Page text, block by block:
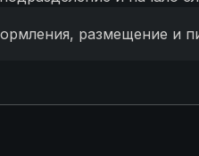
размещение и